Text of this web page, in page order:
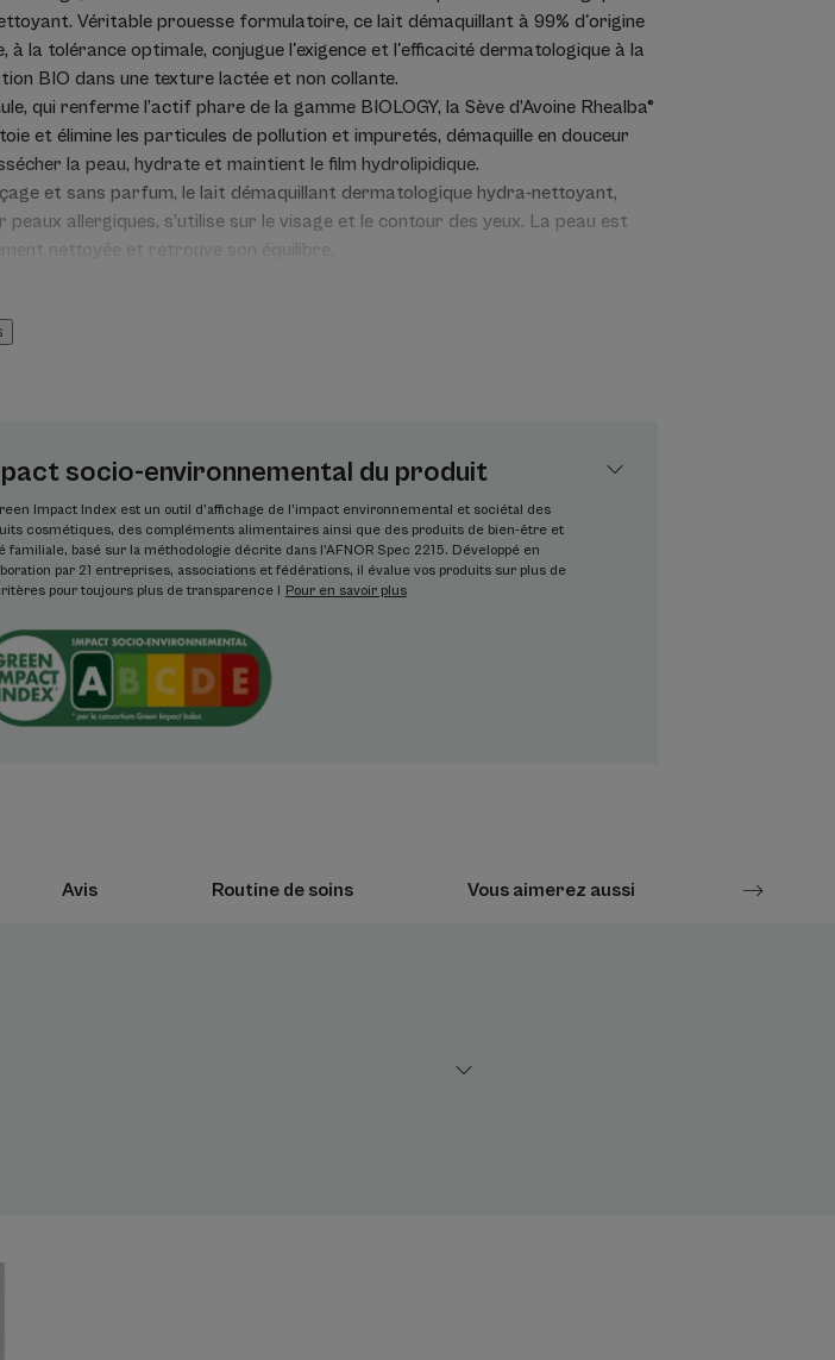
Véritable prouesse formulatoire, ce lait démaquillant à 99% d'origine
à la tolérance optimale, conjugue l'exigence et l'efficacité dermatologique à la
BIO dans une texture lactée et non collante.
qui renferme l’actif phare de la gamme BIOLOGY, la Sève d’Avoine Rhealba®
et élimine les particules de pollution et impuretés, démaquille en douceur
la peau, hydrate et maintient le film hydrolipidique.
et sans parfum, le lait démaquillant dermatologique hydra-nettoyant,
peaux allergiques, s’utilise sur le visage et le contour des yeux. La peau est
nettoyée et retrouve son équilibre.
aux peaux fragiles du visage.
NETTOIE : nettoie et démaquille en douceur sans dessécher, élimine
impuretés et même les particules de pollution.
: formule riche en Sève d’Avoine Rhealba® BIO, actif breveté* connu pour son
hydratant (booste de +83% la production naturelle d’Acide Hyaluronique**) pour
de 8h¹.
: la Sève d’Avoine Rhealba® BIO connue pour ses propriétés
Texture Environnement
socio-environnemental du produit
Impact Index est un outil d’affichage de l’impact environnemental et sociétal des
cosmétiques, des compléments alimentaires ainsi que des produits de bien-être et
familiale, basé sur la méthodologie décrite dans l’AFNOR Spec 2215. Développé en
par 21 entreprises, associations et fédérations, il évalue vos produits sur plus de
pour toujours plus de transparence ! Pour en savoir plus
Avis Routine de soins Vous aimerez aussi